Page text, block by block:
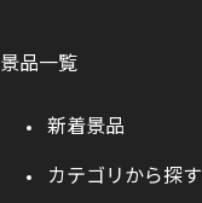
景品一覧
新着景品
カテゴリから探す